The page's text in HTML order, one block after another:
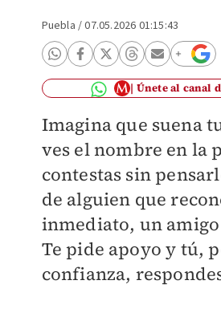
Puebla /07.05.2026 01:15:43
Únete al canal
Imagina que suena
ves el nombre en la
contestas sin
de alguien que
inmediato, un
Te pide apoyo y tú,
confianza,